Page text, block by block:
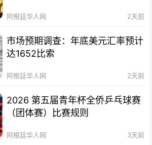
阿根廷华人网 2天前
市场预期调查：年底美元汇率预计
达1652比索
阿根廷华人网 2天前
2026 第五届青年杯全侨乒乓球赛
（团体赛）比赛规则
阿根廷华人网 3天前